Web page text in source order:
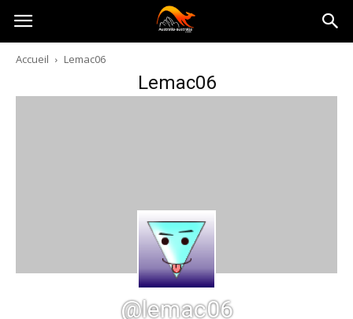
Australia-
australie.com
Accueil Lemac06
Lemac06
@lemac06